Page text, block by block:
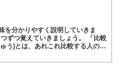
を分かりやすく説明していきま
ずつ覚えていきましょう。 「比較
う)とは、あれこれ比較する人のこ